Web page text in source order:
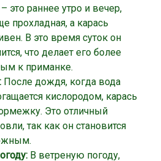
это раннее утро и вечер,
прохладная, а карась
В это время суток он
что делает его более
к приманке.
После дождя, когда вода
кислородом, карась
Это отличный
так как он становится
В ветреную погоду,